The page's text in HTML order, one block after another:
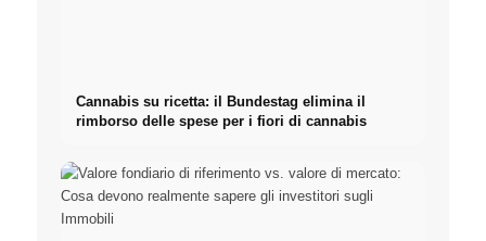
Cannabis su ricetta: il Bundestag elimina il
rimborso delle spese per i fiori di cannabis